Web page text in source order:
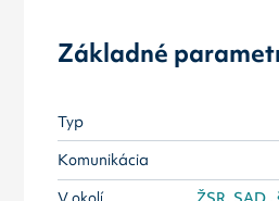
Základné
Typ
Komunikácia